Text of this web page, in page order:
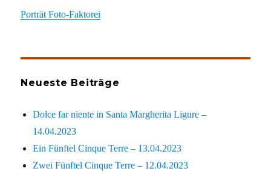
Porträt Foto-Faktorei
Neueste Beiträge
Dolce far niente in Santa Margherita Ligure –
14.04.2023
Ein Fünftel Cinque Terre – 13.04.2023
Zwei Fünftel Cinque Terre – 12.04.2023